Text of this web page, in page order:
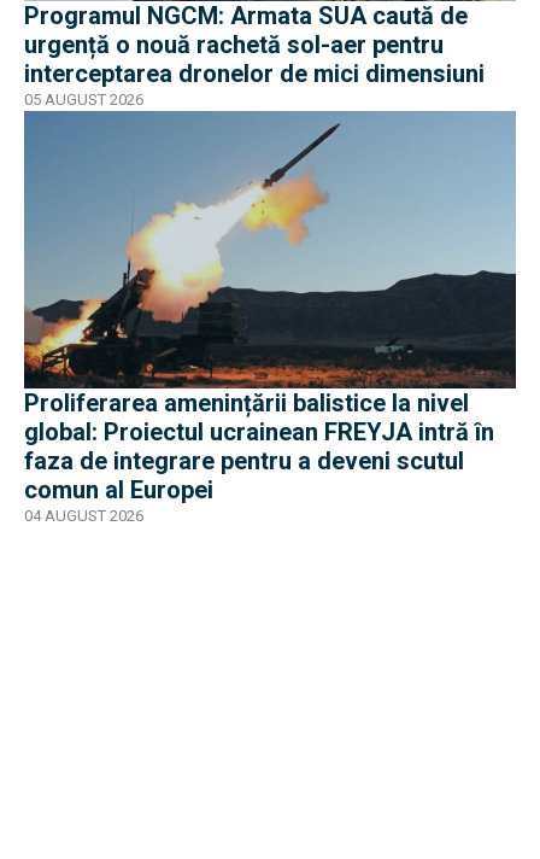
Programul NGCM: Armata SUA caută de
urgență o nouă rachetă sol-aer pentru
interceptarea dronelor de mici dimensiuni
05 AUGUST 2026
Proliferarea amenințării balistice la nivel
global: Proiectul ucrainean FREYJA intră în
faza de integrare pentru a deveni scutul
comun al Europei
04 AUGUST 2026